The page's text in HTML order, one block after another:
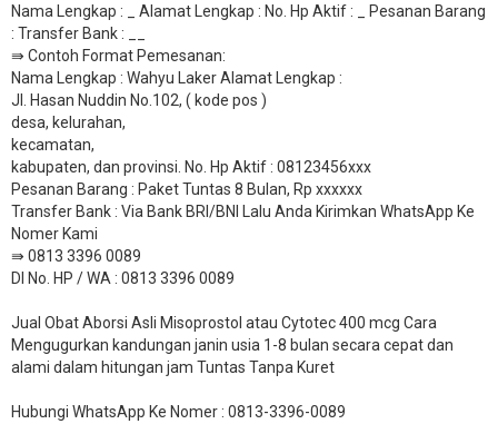
Nama Lengkap : _ Alamat Lengkap : No. Hp Aktif : _ Pesanan Barang
: Transfer Bank : __
​⇛ Contoh Format Pemesanan:
Nama Lengkap : Wahyu Laker Alamat Lengkap :
Jl. Hasan Nuddin No.102, ( kode pos )
desa, kelurahan,
kecamatan,
kabupaten, dan provinsi. No. Hp Aktif : 08123456xxx
Pesanan Barang : Paket Tuntas 8 Bulan, Rp xxxxxx
​Transfer Bank : Via Bank BRI/BNI Lalu Anda Kirimkan WhatsApp Ke
Nomer Kami
⇛ 0813 3396 0089
DI No. HP / WA : 0813 3396 0089
Jual Obat Aborsi Asli Misoprostol atau Cytotec 400 mcg Cara
Mengugurkan kandungan janin usia 1-8 bulan secara cepat dan
alami dalam hitungan jam Tuntas Tanpa Kuret
Hubungi WhatsApp Ke Nomer : 0813-3396-0089​